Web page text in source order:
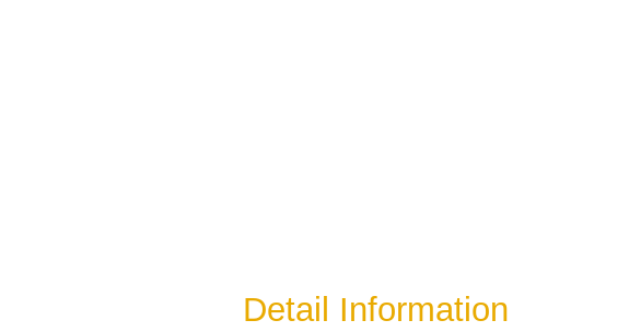
Detail Information